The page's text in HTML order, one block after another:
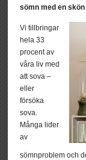
sömn med en
Vi tillbringar
hela 33
procent av
våra liv med
att sova –
eller
försöka
sova.
Många lider
av
sömnproblem och